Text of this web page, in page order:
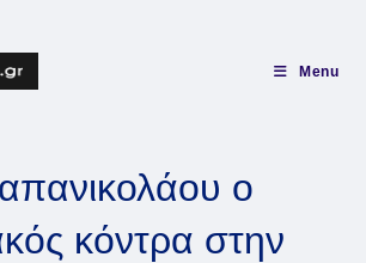
Menu
ο
κόντρα στην